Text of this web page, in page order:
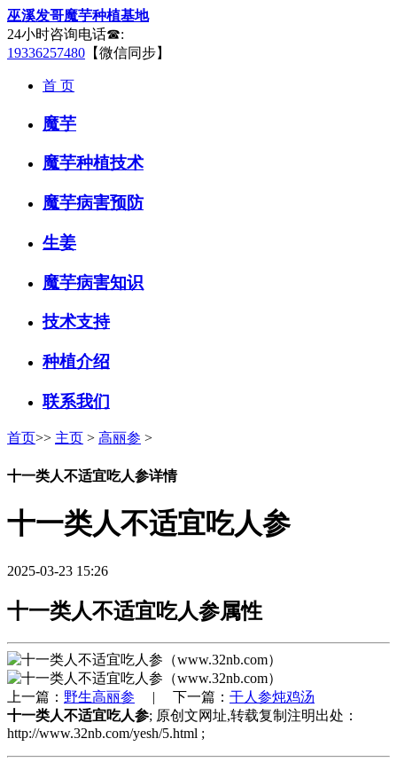
巫溪发哥魔芋种植基地
24小时咨询电话☎:
19336257480 【微信同步】
首 页
魔芋
魔芋种植技术
魔芋病害预防
生姜
魔芋病害知识
技术支持
种植介绍
联系我们
首页>> 主页 > 高丽参 >
十一类人不适宜吃人参详情
十一类人不适宜吃人参
2025-03-23 15:26
十一类人不适宜吃人参属性
上一篇： 野生高丽参 | 下一篇： 干人参炖鸡汤
十一类人不适宜吃人参; 原创文网址,转载复制注明出处：
http://www.32nb.com/yesh/5.html ;